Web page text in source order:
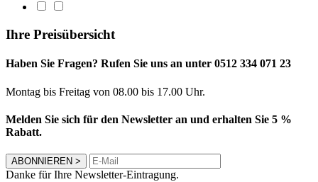
Ihre Preisübersicht
Haben Sie Fragen? Rufen Sie uns an unter 0512 334 071 23
Montag bis Freitag von 08.00 bis 17.00 Uhr.
Melden Sie sich für den Newsletter an und erhalten Sie 5 %
Rabatt.
ABONNIEREN >
Danke für Ihre Newsletter-Eintragung.